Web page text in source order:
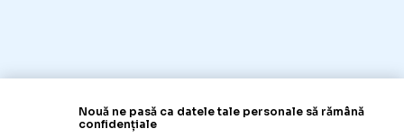
Nouă ne pasă ca datele tale personale să rămână
confidențiale